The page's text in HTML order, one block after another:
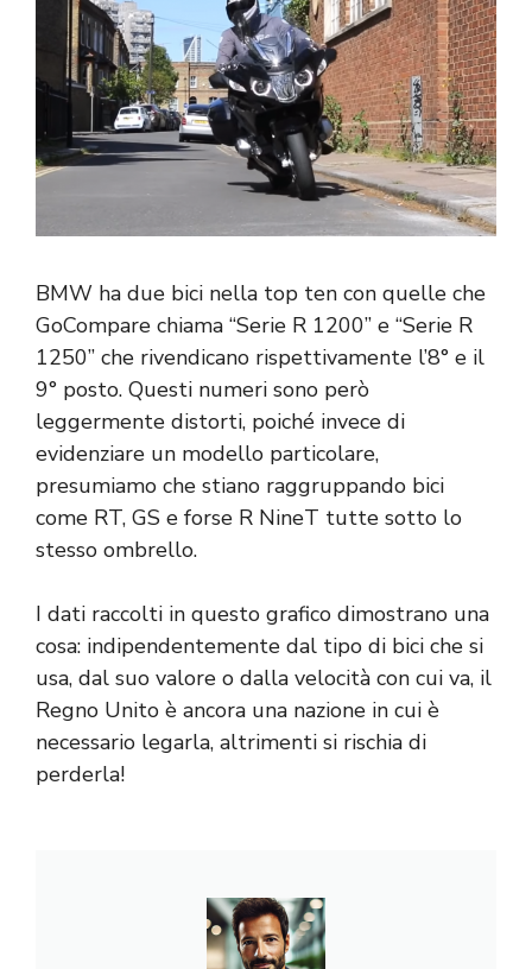
BMW ha due bici nella top ten con quelle che
GoCompare chiama “Serie R 1200” e “Serie R
1250” che rivendicano rispettivamente l’8° e il
9° posto. Questi numeri sono però
leggermente distorti, poiché invece di
evidenziare un modello particolare,
presumiamo che stiano raggruppando bici
come RT, GS e forse R NineT tutte sotto lo
stesso ombrello.
I dati raccolti in questo grafico dimostrano una
cosa: indipendentemente dal tipo di bici che si
usa, dal suo valore o dalla velocità con cui va, il
Regno Unito è ancora una nazione in cui è
necessario legarla, altrimenti si rischia di
perderla!